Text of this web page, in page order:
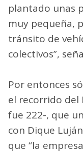
plantado unas
muy pequeña,
tránsito de
colectivos”,
Por entonces
el recorrido del
fue 222-, que
con Dique
que “la